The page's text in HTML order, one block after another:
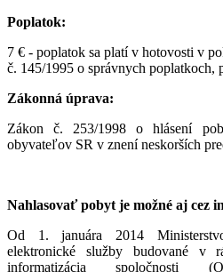
Poplatok:
7 € - poplatok sa platí v hotovosti v
č. 145/1995 o správnych poplatkoch,
Zákonná úprava:
Zákon č. 253/1998 o hlásení
obyvateľov SR v znení neskorších
Nahlasovať pobyt je možné aj cez
Od 1. januára 2014
elektronické služby budované v
informatizácia spoločnosti